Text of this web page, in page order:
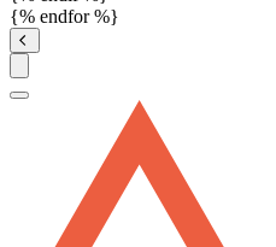
{% endfor %}